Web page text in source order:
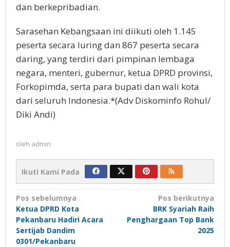
dan berkepribadian.
Sarasehan Kebangsaan ini diikuti oleh 1.145
peserta secara luring dan 867 peserta secara
daring, yang terdiri dari pimpinan lembaga
negara, menteri, gubernur, ketua DPRD provinsi,
Forkopimda, serta para bupati dan wali kota
dari seluruh Indonesia.*(Adv Diskominfo Rohul/
Diki Andi)
oleh admin
Ikuti Kami Pada
Navigasi
pos
Pos sebelumnya
Ketua DPRD Kota
Pekanbaru Hadiri Acara
Sertijab Dandim
0301/Pekanbaru
Pos berikutnya
BRK Syariah Raih
Penghargaan Top Bank
2025